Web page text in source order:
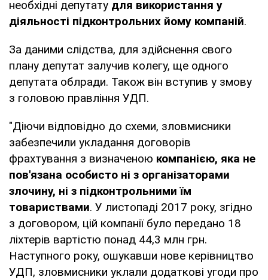
необхідні депутату для використання у
діяльності підконтрольних йому компаній.
За даними слідства, для здійснення свого
плану депутат залучив колегу, ще одного
депутата облради. Також він вступив у змову
з головою правління УДП.
"Діючи відповідно до схеми, зловмисники
забезпечили укладання договорів
фрахтування з визначеною компанією, яка не
пов'язана особисто ні з організаторами
злочину, ні з підконтрольними їм
товариствами. У листопаді 2017 року, згідно
з договором, цій компанії було передано 18
ліхтерів вартістю понад 44,3 млн грн.
Наступного року, ошукавши нове керівництво
УДП, зловмисники уклали додаткові угоди про